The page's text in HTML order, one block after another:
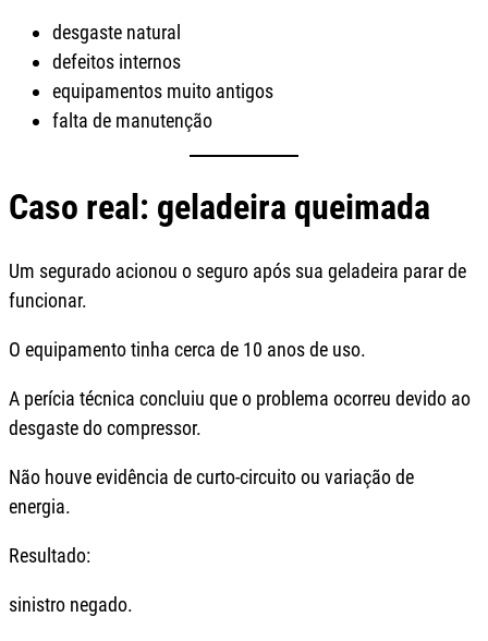
desgaste natural
defeitos internos
equipamentos muito antigos
falta de manutenção
Caso real: geladeira queimada
Um segurado acionou o seguro após sua geladeira parar de
funcionar.
O equipamento tinha cerca de 10 anos de uso.
A perícia técnica concluiu que o problema ocorreu devido ao
desgaste do compressor.
Não houve evidência de curto-circuito ou variação de
energia.
Resultado:
sinistro negado.